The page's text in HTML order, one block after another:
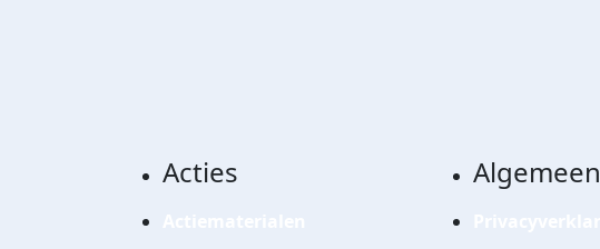
Acties Algemeen